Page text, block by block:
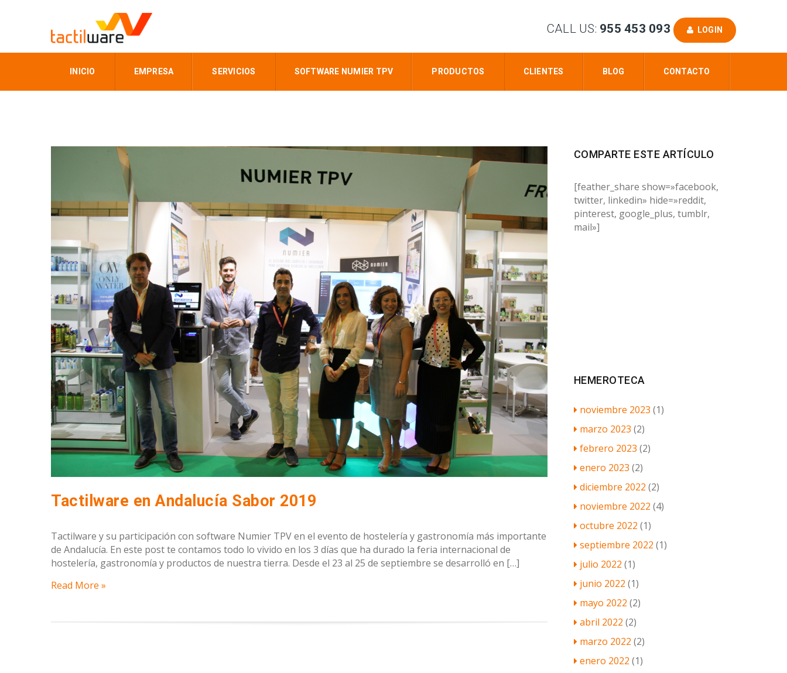
CALL US: 955 453 093 LOGIN
INICIO EMPRESA SERVICIOS SOFTWARE NUMIER TPV PRODUCTOS CLIENTES BLOG CONTACTO
Tactilware en Andalucía Sabor 2019
Tactilware y su participación con software Numier TPV en el evento de hostelería y gastronomía más importante
de Andalucía. En este post te contamos todo lo vivido en los 3 días que ha durado la feria internacional de
hostelería, gastronomía y productos de nuestra tierra. Desde el 23 al 25 de septiembre se desarrolló en […]
Read More »
COMPARTE ESTE ARTÍCULO
[feather_share show=»facebook,
twitter, linkedin» hide=»reddit,
pinterest, google_plus, tumblr,
mail»]
HEMEROTECA
noviembre 2023 (1)
marzo 2023 (2)
febrero 2023 (2)
enero 2023 (2)
diciembre 2022 (2)
noviembre 2022 (4)
octubre 2022 (1)
septiembre 2022 (1)
julio 2022 (1)
junio 2022 (1)
mayo 2022 (2)
abril 2022 (2)
marzo 2022 (2)
enero 2022 (1)